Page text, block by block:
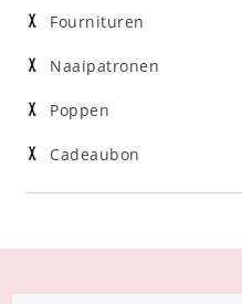
Fournituren
Naaipatronen
Poppen
Cadeaubon